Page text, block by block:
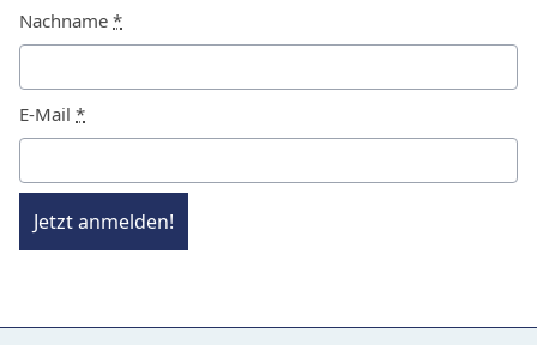
Nachname *
E-Mail *
Jetzt anmelden!